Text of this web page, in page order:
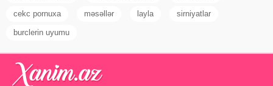
cekc pornuxa məsəllər layla sirniyatlar
burclerin uyumu